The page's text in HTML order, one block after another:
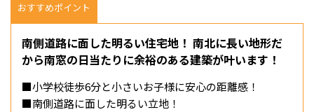
おすすめポイント
南側道路に面した明るい住宅地！ 南北に長い地形だ
から南窓の日当たりに余裕のある建築が叶います！
■小学校徒歩6分と小さいお子様に安心の距離感！
■南側道路に面した明るい立地！